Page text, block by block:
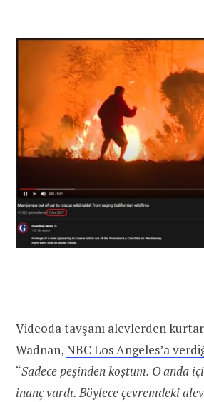
Videoda tavşanı alevlerden
Wadnan,NBC Los Angeles’a
“Sadece peşinden koştum. O anda
inanç vardı. Böylece çevremdeki